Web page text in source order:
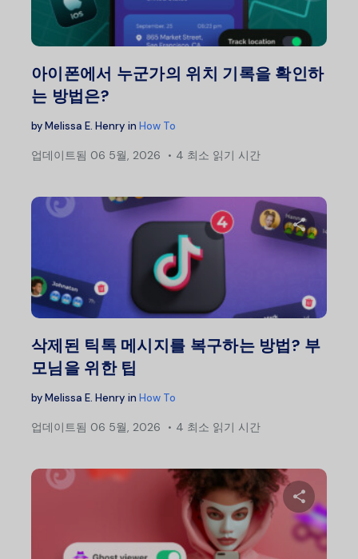
아이폰에서 누군가의 위치 기록을 확인하
는 방법은?
byMelissa E. Henry in How To
업데이트됨 06 5월, 2026 4 최소 읽기 시간
이 글
삭제된 틱톡 메시지를 복구하는 방법? 부
모님을 위한 팁
byMelissa E. Henry in How To
업데이트됨 06 5월, 2026 4 최소 읽기 시간
이 글